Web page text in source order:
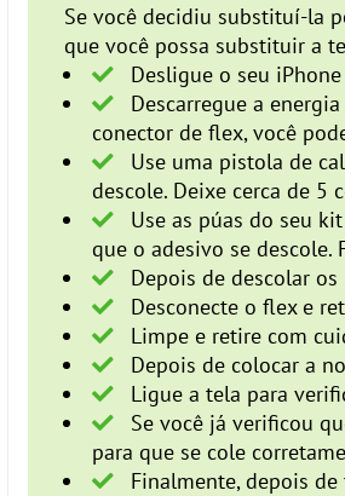
Se você decidiu substituí-la
que você possa substituir a
Desligue o seu
Descarregue a
conector de flex, você
Use uma pistola de
descole. Deixe cerca de 5
Use as púas do seu
que o adesivo se
Depois de descolar
Desconecte o flex e
Limpe e retire com
Depois de colocar a
Ligue a tela para
Se você já verificou
para que se cole
Finalmente, depois